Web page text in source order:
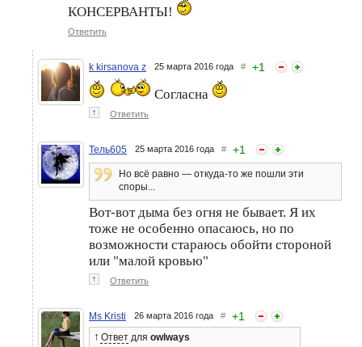
КОНСЕРВАНТЫ!
Ответить
k kirsanova z 25 марта 2016 года # +1
Согласна
↑ Ответить
Тель605 25 марта 2016 года # +1
Но всё равно — откуда-то же пошли эти
споры...
Вот-вот дыма без огня не бывает. Я их
тоже не особенно опасаюсь, но по
возможности стараюсь обойти стороной
или "малой кровью"
↑ Ответить
Ms Kristi 26 марта 2016 года # +1
↑ Ответ для owlways